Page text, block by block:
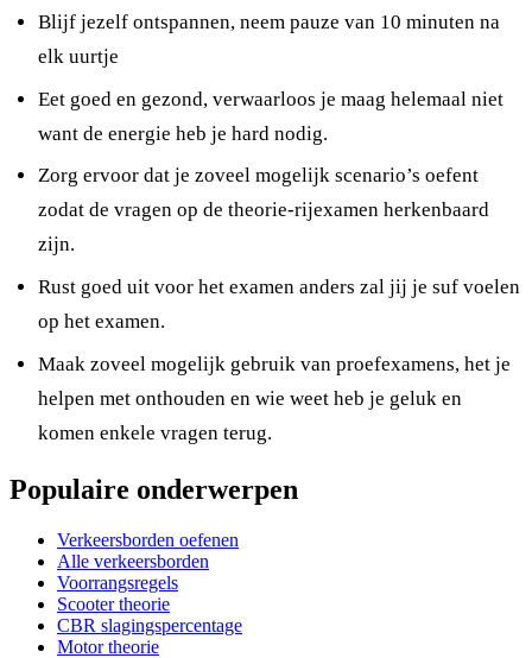
Blijf jezelf ontspannen, neem pauze van 10 minuten na
elk uurtje
Eet goed en gezond, verwaarloos je maag helemaal niet
want de energie heb je hard nodig.
Zorg ervoor dat je zoveel mogelijk scenario’s oefent
zodat de vragen op de theorie-rijexamen herkenbaard
zijn.
Rust goed uit voor het examen anders zal jij je suf voelen
op het examen.
Maak zoveel mogelijk gebruik van proefexamens, het je
helpen met onthouden en wie weet heb je geluk en
komen enkele vragen terug.
Populaire onderwerpen
Verkeersborden oefenen
Alle verkeersborden
Voorrangsregels
Scooter theorie
CBR slagingspercentage
Motor theorie